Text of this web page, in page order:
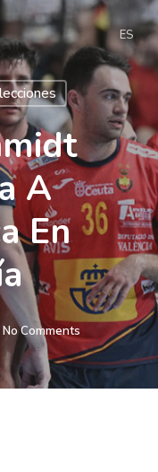
ES
A
En
No Comments